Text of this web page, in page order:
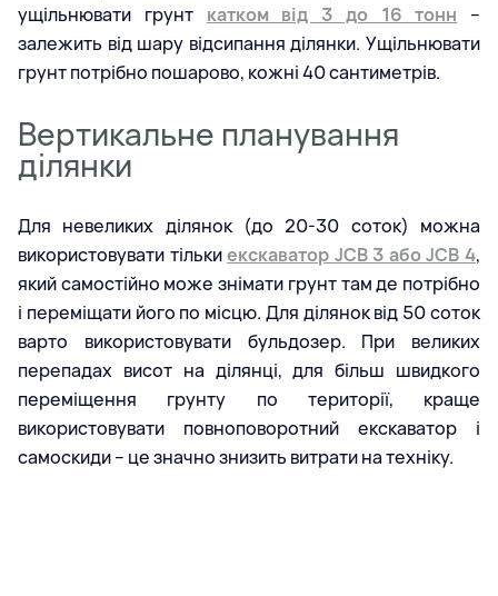
ущільнювати грунт катком від 3 до 16 тонн –
залежить від шару відсипання ділянки. Ущільнювати
грунт потрібно пошарово, кожні 40 сантиметрів.
Вертикальне планування
ділянки
Для невеликих ділянок (до 20-30 соток) можна
використовувати тількиекскаватор JCB 3 або JCB 4,
який самостійно може знімати грунт там де потрібно
і переміщати його по місцю. Для ділянок від 50 соток
варто використовувати бульдозер. При великих
перепадах висот на ділянці, для більш швидкого
переміщення грунту по території, краще
використовувати повноповоротний екскаватор і
самоскиди – це значно знизить витрати на техніку.